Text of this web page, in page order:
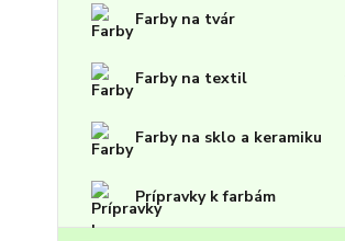
Farby na tvár
Farby na textil
Farby na sklo a keramiku
Prípravky k farbám